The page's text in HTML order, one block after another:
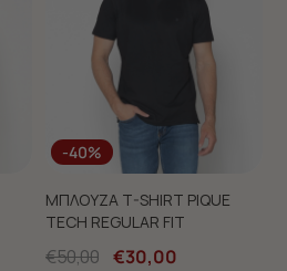
-40%
ΜΠΛΟΥΖΑ T-SHIRT PIQUE
TECH REGULAR FIT
€50,00 €30,00